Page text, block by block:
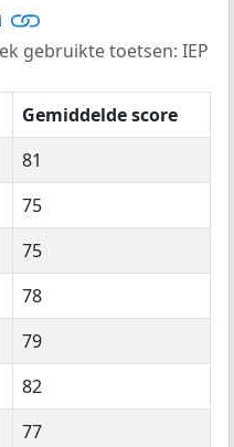
gebruikte toetsen: IEP
Gemiddelde score
81
75
75
78
79
82
77